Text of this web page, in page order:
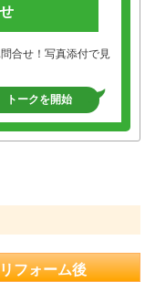
合せ！写真添付で見
トークを開始
リフォーム後